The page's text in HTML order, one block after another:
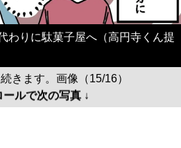
わりに駄菓子屋へ（高円寺くん提
きます。画像（15/16）
ールで次の写真 ↓